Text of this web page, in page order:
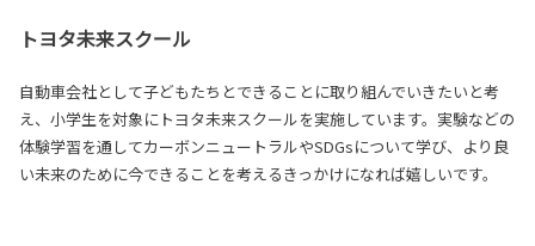
トヨタ未来スクール
自動車会社として子どもたちとできることに取り組んでいきたいと考
え、小学生を対象にトヨタ未来スクールを実施しています。実験などの
体験学習を通してカーボンニュートラルやSDGsについて学び、より良
い未来のために今できることを考えるきっかけになれば嬉しいです。